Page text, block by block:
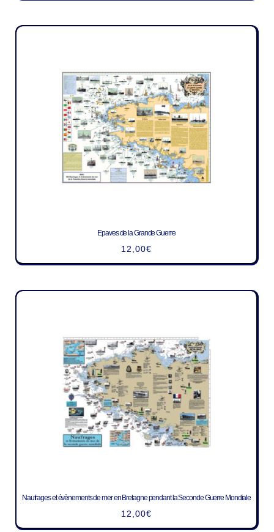
Epaves de la Grande Guerre
12,00€
Naufrages et évènements de mer en Bretagne pendant la Seconde Guerre Mondiale
12,00€